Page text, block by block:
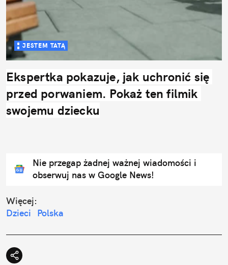
JESTEM TATĄ
Ekspertka pokazuje, jak uchronić się
przed porwaniem. Pokaż ten filmik
swojemu dziecku
Nie przegap żadnej ważnej wiadomości i
obserwuj nas w Google News!
Więcej:
Dzieci
Polska